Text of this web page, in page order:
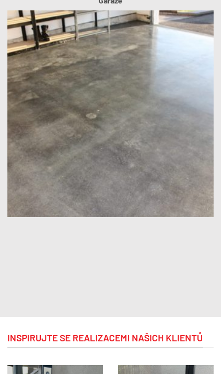
INSPIRUJTE SE REALIZACEMI NAŠICH KLIENTŮ